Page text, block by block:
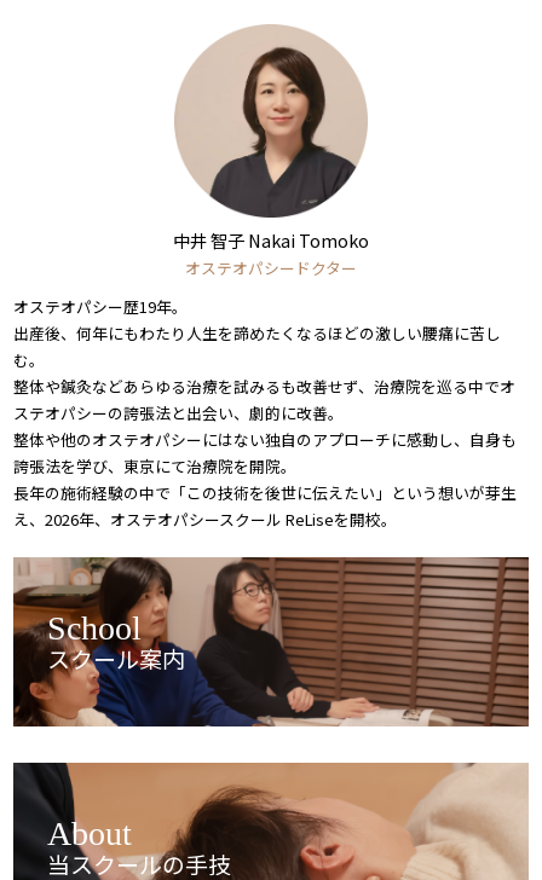
中井 智子 Nakai Tomoko
オステオパシードクター
オステオパシー歴19年。
出産後、何年にもわたり人生を諦めたくなるほどの激しい腰痛に苦し
む。
整体や鍼灸などあらゆる治療を試みるも改善せず、治療院を巡る中でオ
ステオパシーの誇張法と出会い、劇的に改善。
整体や他のオステオパシーにはない独自のアプローチに感動し、自身も
誇張法を学び、東京にて治療院を開院。
長年の施術経験の中で「この技術を後世に伝えたい」という想いが芽生
え、2026年、オステオパシースクール ReLiseを開校。
School
スクール案内
About
当スクールの手技